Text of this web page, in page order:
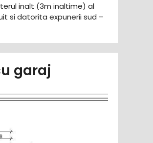
inalt (3m inaltime) al
si datorita expunerii sud –
garaj